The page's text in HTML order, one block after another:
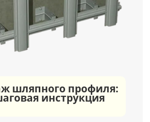
шляпного профиля:
инструкция